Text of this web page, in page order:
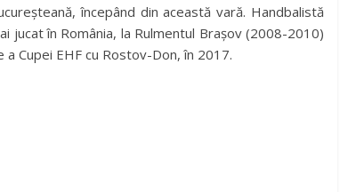
începând din această vară. Handbalistă
jucat în România, la Rulmentul Brașov (2008-2010)
Cupei EHF cu Rostov-Don, în 2017.